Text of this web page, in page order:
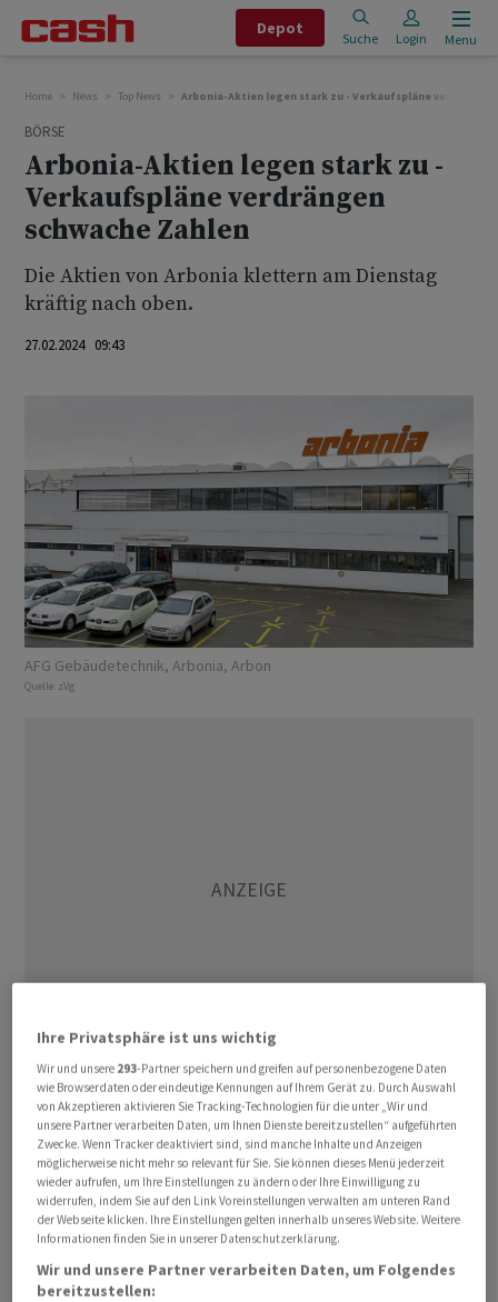
Depot
Suche Login Menu
Home News Top News Arbonia-Aktien legen stark zu - Verkaufspläne verdrängen
BÖRSE
Arbonia-Aktien legen stark zu -
Verkaufspläne verdrängen
schwache Zahlen
Die Aktien von Arbonia klettern am Dienstag
kräftig nach oben.
27.02.2024 09:43
AFG Gebäudetechnik, Arbonia, Arbon
Quelle: zVg
Um 9.30 Uhr steigen die Titel in einem kaum
veränderten Gesamtmarkt um 15,2 Prozent auf 11,42
Franken. Das durchschnittliche Tagesvolumen ist
bereits deutlich überschritten. Grund sind allerdings
nicht die Jahreszahlen des Bauzulieferers. Denn durch
einen «historischen Einbruch der Baukonjunktur» ging
der Umsatz zurück und unterm Strich stand ein
deutlich höherer Verlust als von Analysten erwartet.
Ihre Privatsphäre ist uns wichtig
Wir und unsere 293-Partner speichern und greifen auf personenbezogene Daten
wie Browserdaten oder eindeutige Kennungen auf Ihrem Gerät zu. Durch Auswahl
von Akzeptieren aktivieren Sie Tracking-Technologien für die unter „Wir und
unsere Partner verarbeiten Daten, um Ihnen Dienste bereitzustellen“ aufgeführten
Zwecke. Wenn Tracker deaktiviert sind, sind manche Inhalte und Anzeigen
möglicherweise nicht mehr so relevant für Sie. Sie können dieses Menü jederzeit
wieder aufrufen, um Ihre Einstellungen zu ändern oder Ihre Einwilligung zu
widerrufen, indem Sie auf den Link Voreinstellungen verwalten am unteren Rand
der Webseite klicken. Ihre Einstellungen gelten innerhalb unseres Website. Weitere
Informationen finden Sie in unserer Datenschutzerklärung.
Wir und unsere Partner verarbeiten Daten, um Folgendes
bereitzustellen: